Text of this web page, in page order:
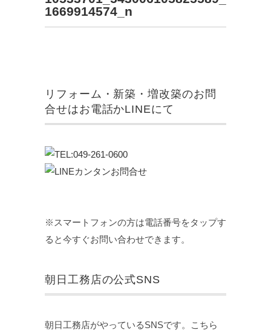
1669914574_n
リフォーム・新築・増改築のお問
合せはお電話かLINEにて
※スマートフォンの方は電話番号をタップす
ると今すぐお問い合わせできます。
朝日工務店の公式SNS
朝日工務店がやっているSNSです。こちら